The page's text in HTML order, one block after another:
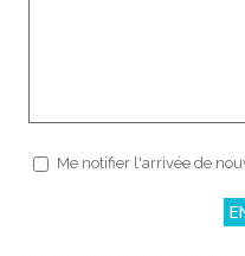
Me notifier l'arrivée de